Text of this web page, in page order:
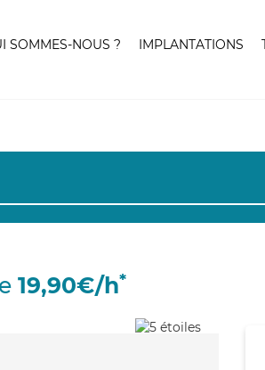
SOMMES-NOUS ? IMPLANTATIONS
19,90€/h*